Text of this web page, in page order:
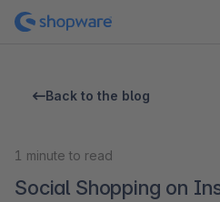
Back to the blog
1 minute to read
Social Shopping on